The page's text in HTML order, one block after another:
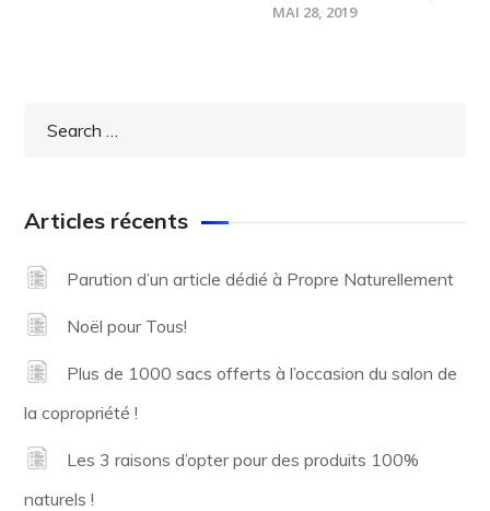
MAI 28, 2019
Articles récents
Parution d’un article dédié à Propre Naturellement
Noël pour Tous!
Plus de 1000 sacs offerts à l’occasion du salon de
la copropriété !
Les 3 raisons d’opter pour des produits 100%
naturels !